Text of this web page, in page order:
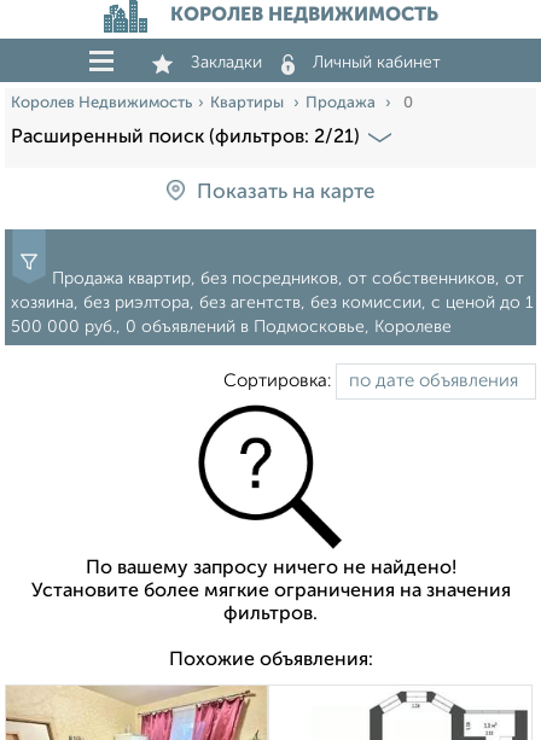
КОРОЛЕВ НЕДВИЖИМОСТЬ
Закладки Личный кабинет
Королев Недвижимость Квартиры Продажа 0
Расширенный поиск (фильтров: 2/21)
Показать на карте
Продажа квартир, без посредников, от собственников, от
хозяина, без риэлтора, без агентств, без комиссии, c ценой до 1
500 000 руб., 0 объявлений в Подмосковье, Королеве
Сортировка:
По вашему запросу ничего не найдено!
Установите более мягкие ограничения на значения
фильтров.
Похожие объявления: